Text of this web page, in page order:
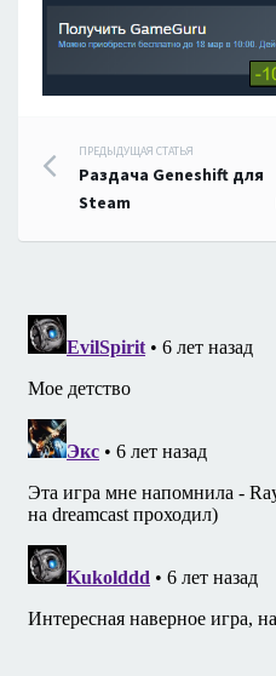
Навигация
по
записям
ПРЕДЫДУЩАЯ СТАТЬЯ
Раздача Geneshift для
Steam